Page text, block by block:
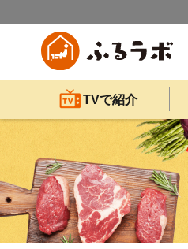
TVで紹介